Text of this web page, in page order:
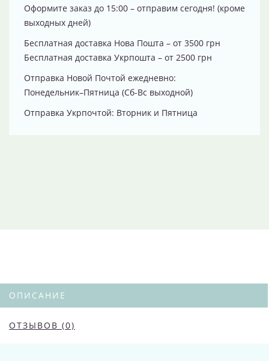
Оформите заказ до 15:00 – отправим сегодня! (кроме
выходных дней)
Бесплатная доставка Нова Пошта – от 3500 грн
Бесплатная доставка Укрпошта – от 2500 грн
Отправка Новой Почтой ежедневно:
Понедельник–Пятница (Сб-Вс выходной)
Отправка Укрпочтой: Вторник и Пятница
ОПИСАНИЕ
ОТЗЫВОВ (0)